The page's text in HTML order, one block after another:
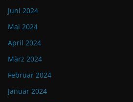
Juni 2024
Mai 2024
April 2024
März 2024
Februar 2024
Januar 2024